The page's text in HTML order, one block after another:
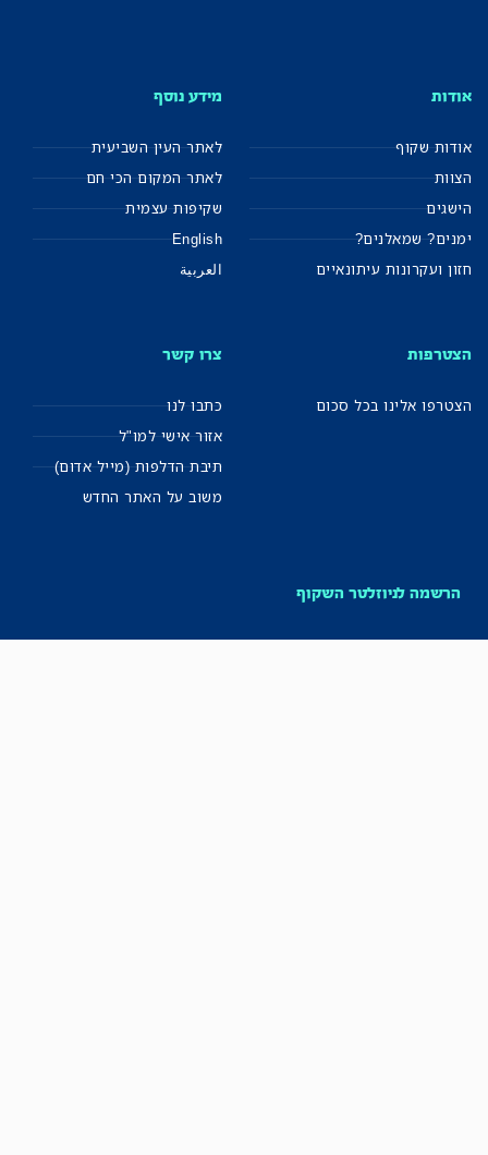
אודות
אודות שקוף
הצוות
הישגים
ימנים? שמאלנים?
חזון ועקרונות עיתונאיים
מידע נוסף
לאתר העין השביעית
לאתר המקום הכי חם
שקיפות עצמית
English
العربية
הצטרפות
הצטרפו אלינו בכל סכום
צרו קשר
כתבו לנו
אזור אישי למו"ל
תיבת הדלפות (מייל אדום)
משוב על האתר החדש
הרשמה לניוזלטר השקוף